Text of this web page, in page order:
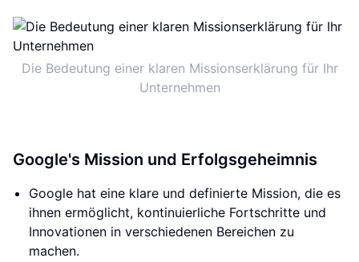
Die Bedeutung einer klaren Missionserklärung für Ihr
Unternehmen
Google's Mission und Erfolgsgeheimnis
Google hat eine klare und definierte Mission, die es
ihnen ermöglicht, kontinuierliche Fortschritte und
Innovationen in verschiedenen Bereichen zu
machen.